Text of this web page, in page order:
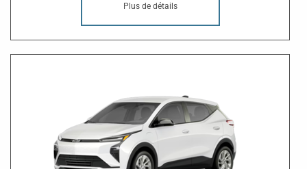
Plus de détails